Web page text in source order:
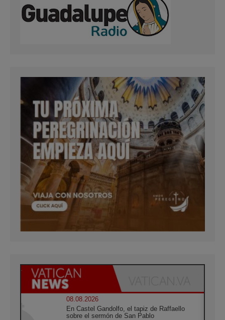
08.08.2026
En Castel Gandolfo, el tapiz de Raffaello
sobre el sermón de San Pablo